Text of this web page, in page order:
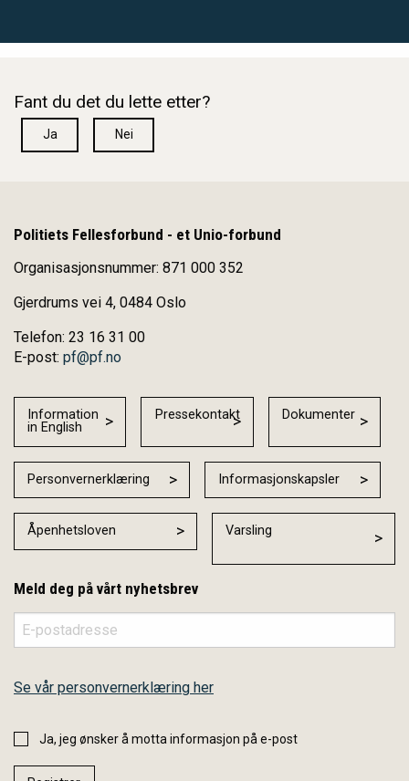
Fant du det du lette etter?
Ja Nei
Politiets Fellesforbund - et Unio-forbund
Organisasjonsnummer: 871 000 352
Gjerdrums vei 4, 0484 Oslo
Telefon: 23 16 31 00
E-post: pf@pf.no
Information
in English
Pressekontakt Dokumenter
Personvernerklæring Informasjonskapsler
Åpenhetsloven Varsling
Meld deg på vårt nyhetsbrev
Se vår personvernerklæring her
Ja, jeg ønsker å motta informasjon på e-post